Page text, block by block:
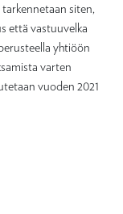
siten,
että vastuuvelka
yhtiöön
varten
vuoden 2021